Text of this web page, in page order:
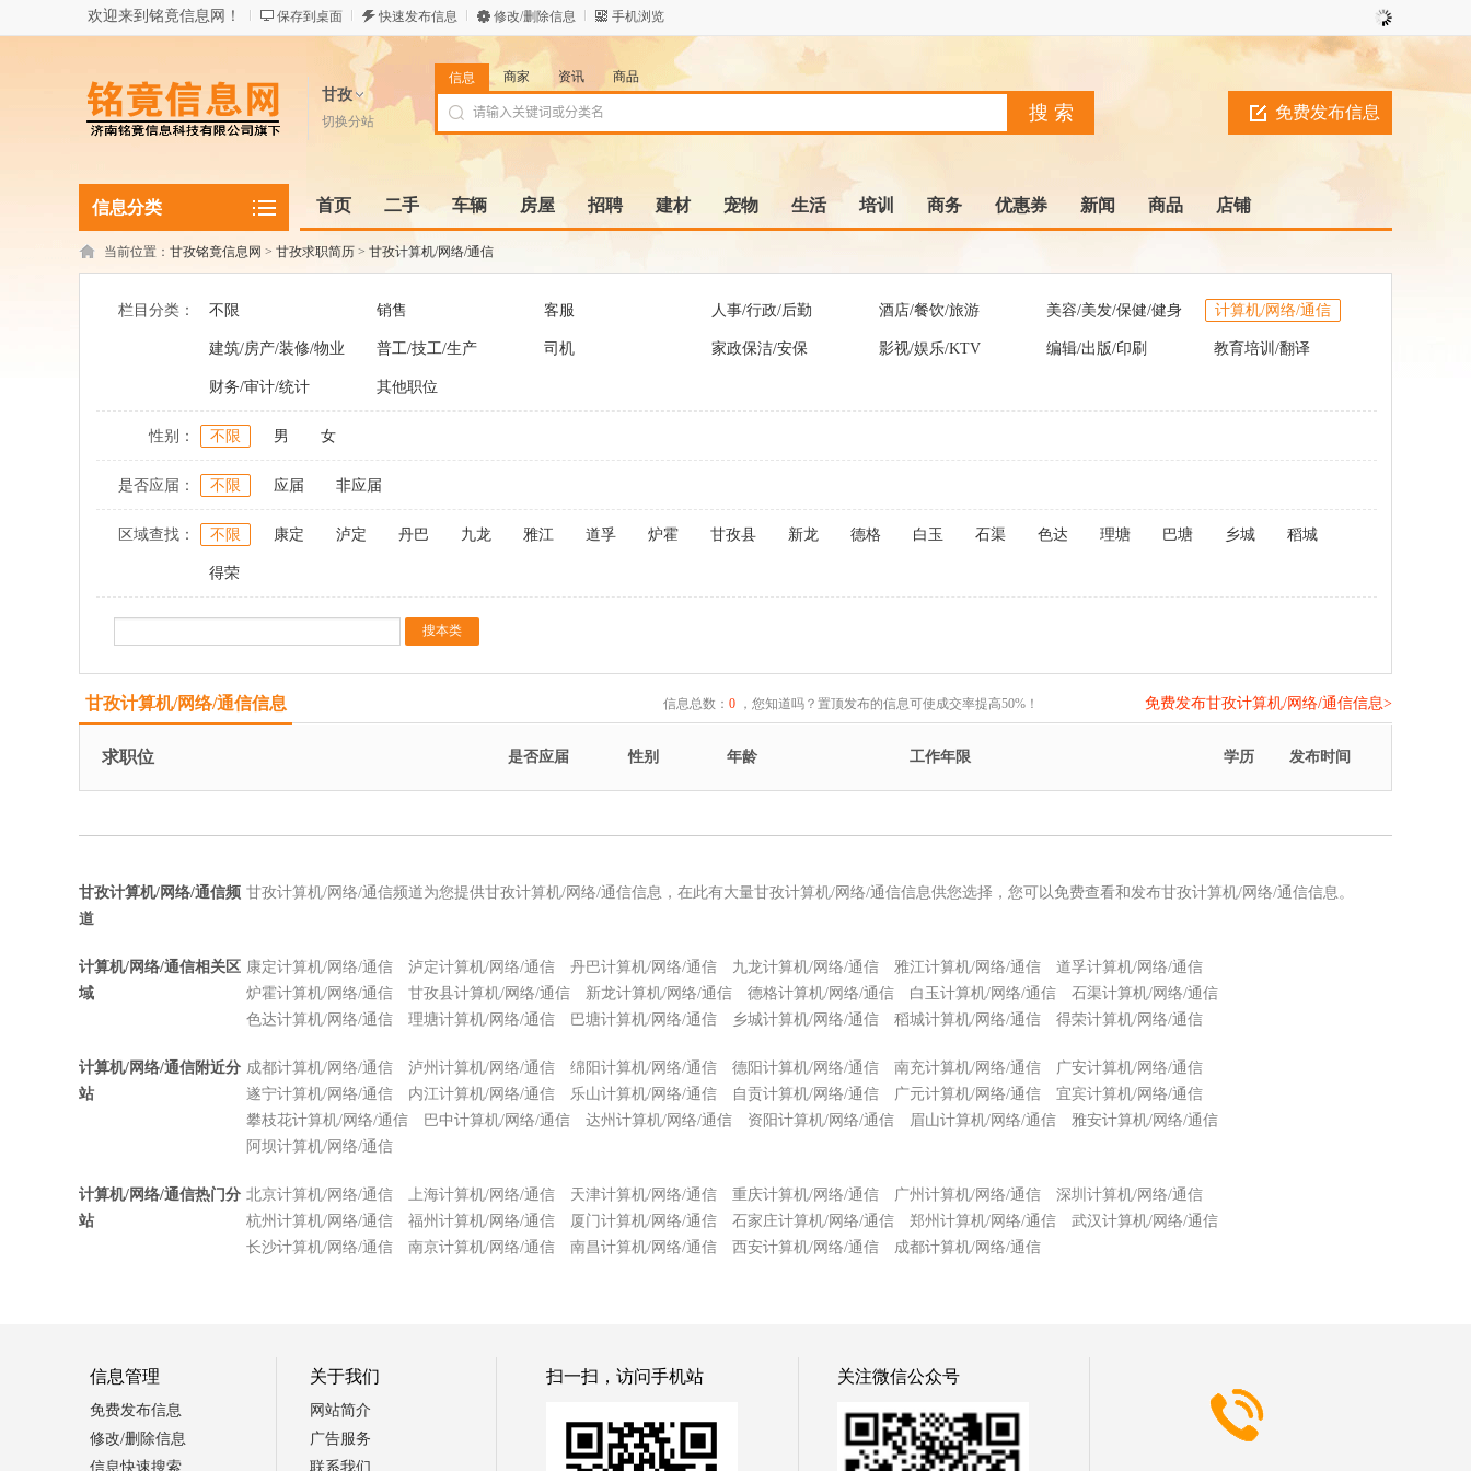
欢迎来到铭竟信息网！ 保存到桌面 快速发布信息 修改/删除信息 手机浏览
甘孜
切换分站 免费发布信息
信息 商家 资讯 商品
信息分类 首页 二手 车辆 房屋 招聘 建材 宠物 生活 培训 商务 优惠券 新闻 商品 店铺
当前位置： 甘孜铭竟信息网 > 甘孜求职简历 > 甘孜计算机/网络/通信
栏目分类： 不限 销售 客服 人事/行政/后勤 酒店/餐饮/旅游 美容/美发/保健/健身 计算机/网络/通信
建筑/房产/装修/物业 普工/技工/生产 司机 家政保洁/安保 影视/娱乐/KTV 编辑/出版/印刷 教育培训/翻译
财务/审计/统计 其他职位
性别： 不限 男 女
是否应届： 不限 应届 非应届
区域查找： 不限 康定 泸定 丹巴 九龙 雅江 道孚 炉霍 甘孜县 新龙 德格 白玉 石渠 色达 理塘 巴塘 乡城 稻城
得荣
甘孜计算机/网络/通信信息 信息总数： 0，您知道吗？置顶发布的信息可使成交率提高50%！ 免费发布甘孜计算机/网络/通信信息>
求职位 发布时间
是否应届 性别 年龄 学历
工作年限
甘孜计算机/网络/通信频
道
甘孜计算机/网络/通信频道为您提供甘孜计算机/网络/通信信息，在此有大量甘孜计算机/网络/通信信息供您选择，您可以免费查看和发布甘孜计算机/网络/通信信息。
计算机/网络/通信相关区
域
康定计算机/网络/通信 泸定计算机/网络/通信 丹巴计算机/网络/通信 九龙计算机/网络/通信 雅江计算机/网络/通信
道孚计算机/网络/通信
炉霍计算机/网络/通信
甘孜县计算机/网络/通信 新龙计算机/网络/通信 德格计算机/网络/通信 白玉计算机/网络/通信
石渠计算机/网络/通信
色达计算机/网络/通信
理塘计算机/网络/通信 巴塘计算机/网络/通信 乡城计算机/网络/通信 稻城计算机/网络/通信 得荣计算机/网络/通信
计算机/网络/通信附近分
站
成都计算机/网络/通信 泸州计算机/网络/通信 绵阳计算机/网络/通信 德阳计算机/网络/通信 南充计算机/网络/通信
广安计算机/网络/通信
遂宁计算机/网络/通信
内江计算机/网络/通信 乐山计算机/网络/通信 自贡计算机/网络/通信 广元计算机/网络/通信
宜宾计算机/网络/通信
攀枝花计算机/网络/通信
巴中计算机/网络/通信 达州计算机/网络/通信 资阳计算机/网络/通信 眉山计算机/网络/通信
雅安计算机/网络/通信
阿坝计算机/网络/通信
计算机/网络/通信热门分
站
北京计算机/网络/通信 上海计算机/网络/通信 天津计算机/网络/通信 重庆计算机/网络/通信 广州计算机/网络/通信
深圳计算机/网络/通信
杭州计算机/网络/通信
福州计算机/网络/通信 厦门计算机/网络/通信 石家庄计算机/网络/通信 郑州计算机/网络/通信
武汉计算机/网络/通信
长沙计算机/网络/通信
南京计算机/网络/通信 南昌计算机/网络/通信 西安计算机/网络/通信 成都计算机/网络/通信
信息管理
免费发布信息
修改/删除信息
信息快速搜索
关于我们
网站简介
广告服务
联系我们
扫一扫，访问手机站 关注微信公众号